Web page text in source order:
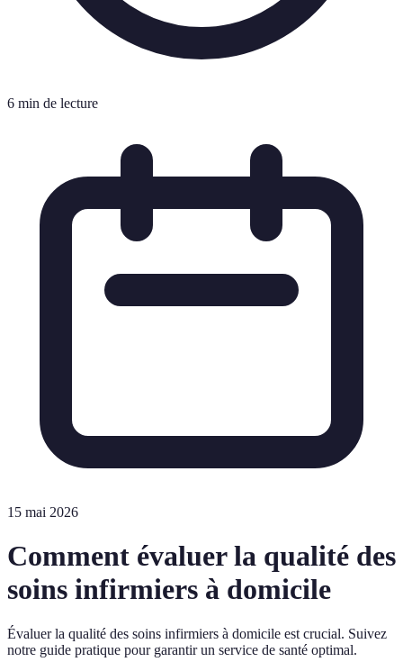
6 min de lecture
15 mai 2026
Comment évaluer la qualité des
soins infirmiers à domicile
Évaluer la qualité des soins infirmiers à domicile est crucial. Suivez
notre guide pratique pour garantir un service de santé optimal.